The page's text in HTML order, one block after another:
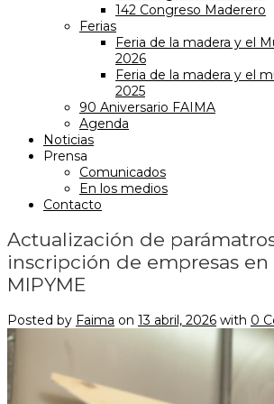
142 Congreso Maderero
Ferias
Feria de la madera y el
2026
Feria de la madera y el
2025
90 Aniversario FAIMA
Agenda
Noticias
Prensa
Comunicados
En los medios
Contacto
Actualización de
inscripción de empresas
MIPYME
Posted by Faima on 13 abril, 2026 with 0